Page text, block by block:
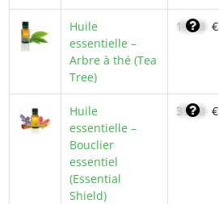
Huile
essentielle –
Arbre à thé (Tea
Tree)
19,90 €
Huile
essentielle –
Bouclier
essentiel
(Essential
Shield)
37,50 €